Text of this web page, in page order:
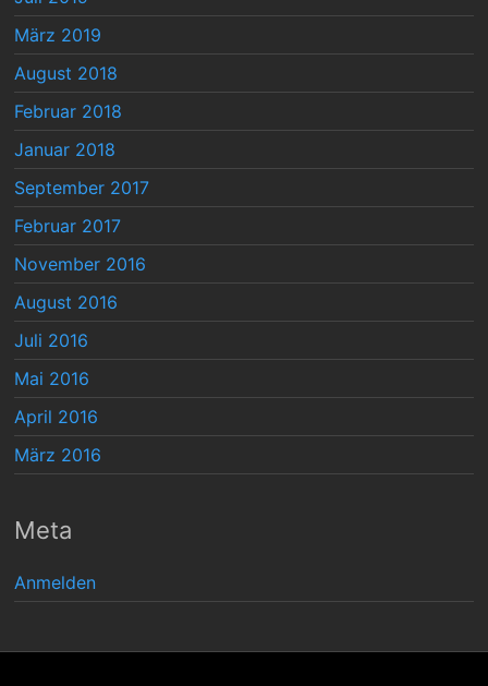
März 2019
August 2018
Februar 2018
Januar 2018
September 2017
Februar 2017
November 2016
August 2016
Juli 2016
Mai 2016
April 2016
März 2016
Meta
Anmelden